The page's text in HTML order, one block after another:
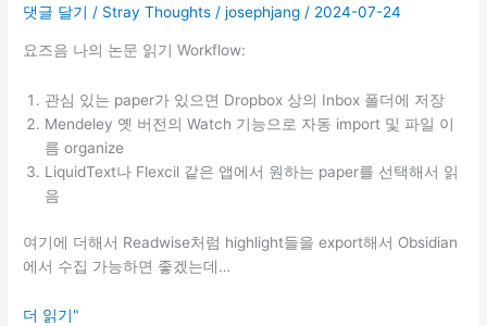
침
댓글 달기 / Stray Thoughts /josephjang/ 2024-07-24
요즈음 나의 논문 읽기 Workflow:
관심 있는 paper가 있으면 Dropbox 상의 Inbox 폴더에 저장
Mendeley 옛 버전의 Watch 기능으로 자동 import 및 파일 이
름 organize
LiquidText나 Flexcil 같은 앱에서 원하는 paper를 선택해서 읽
음
여기에 더해서 Readwise처럼 highlight들을 export해서 Obsidian
에서 수집 가능하면 좋겠는데…
논
더 읽기"